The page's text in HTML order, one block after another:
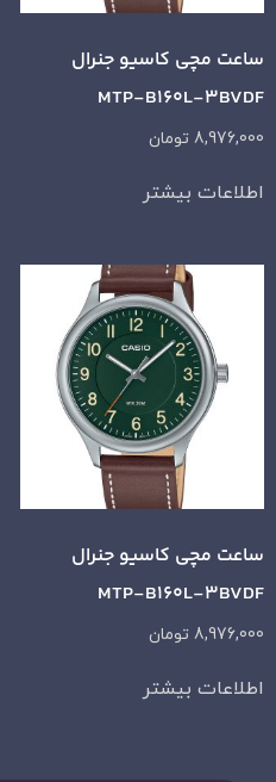
ساعت مچی کاسیو جنرال
MTP-B160L-3BVDF
8,976,000 تومان
اطلاعات بیشتر
ساعت مچی کاسیو جنرال
MTP-B160L-3BVDF
8,976,000 تومان
اطلاعات بیشتر